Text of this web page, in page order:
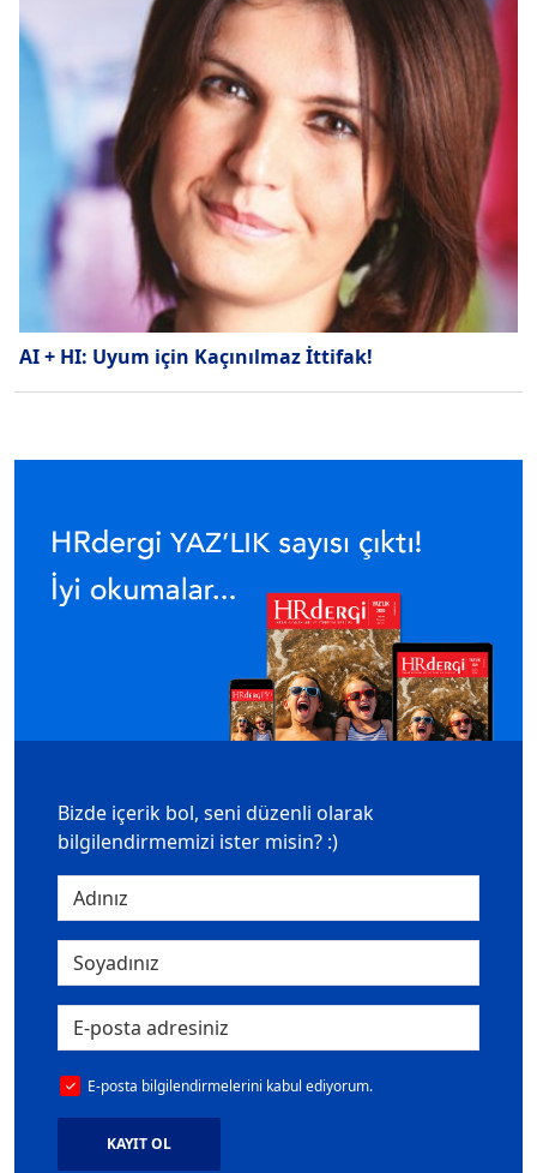
AI + HI: Uyum için Kaçınılmaz İttifak!
Bizde içerik bol, seni düzenli olarak
bilgilendirmemizi ister misin? :)
E-posta bilgilendirmelerini kabul ediyorum.
KAYIT OL